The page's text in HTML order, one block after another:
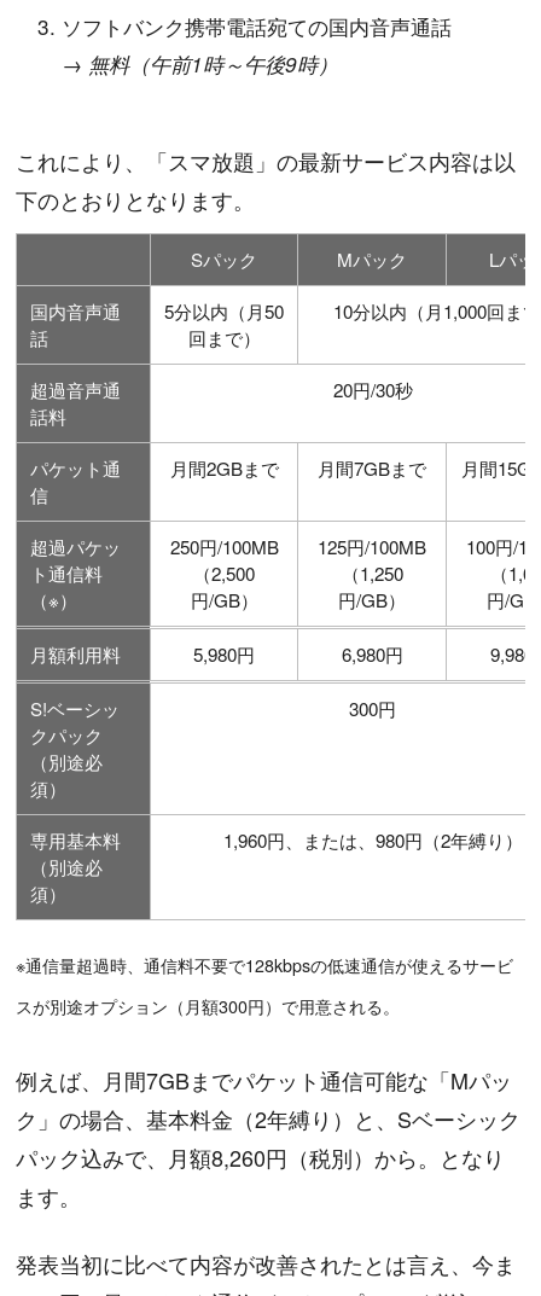
ソフトバンク携帯電話宛ての国内音声通話
→ 無料（午前1時～午後9時）
これにより、「スマ放題」の最新サービス内容は以
下のとおりとなります。
Sパック Mパック Lパッ
国内音声通
話
5分以内（月50
回まで）
10分以内（月1,000回ま
超過音声通
話料
20円/30秒
パケット通
信
月間2GBまで 月間7GBまで 月間
超過パケッ
ト通信料
（※）
250円/100MB
（2,500
円/GB）
125円/100MB
（1,250
円/GB）
100円/
（
円/
月額利用料 5,980円 6,980円 9,980
S!ベーシッ
クパック
（別途必
須）
300円
専用基本料
（別途必
須）
1,960円、または、980円（2年縛り）
※通信量超過時、通信料不要で128kbpsの低速通信が使えるサービ
スが別途オプション（月額300円）で用意される。
例えば、月間7GBまでパケット通信可能な「Mパッ
ク」の場合、基本料金（2年縛り）と、Sベーシック
パック込みで、月額8,260円（税別）から。となり
ます。
発表当初に比べて内容が改善されたとは言え、今ま